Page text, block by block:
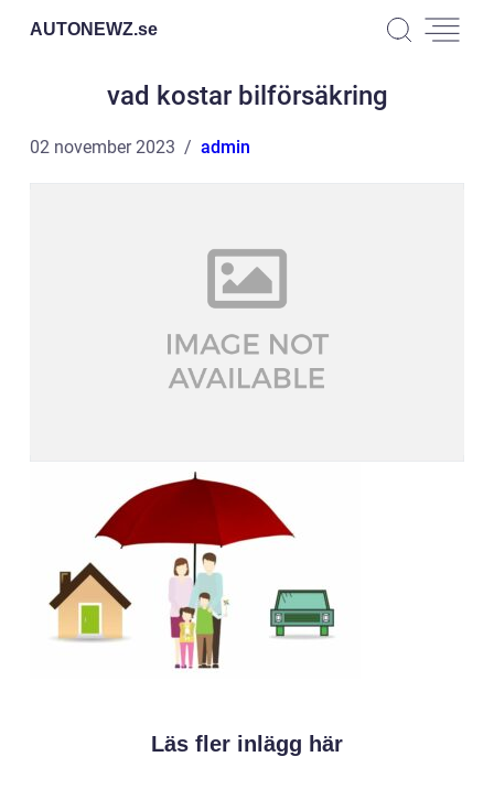
AUTONEWZ.se
vad kostar bilförsäkring
02 november 2023 admin
Läs fler inlägg här